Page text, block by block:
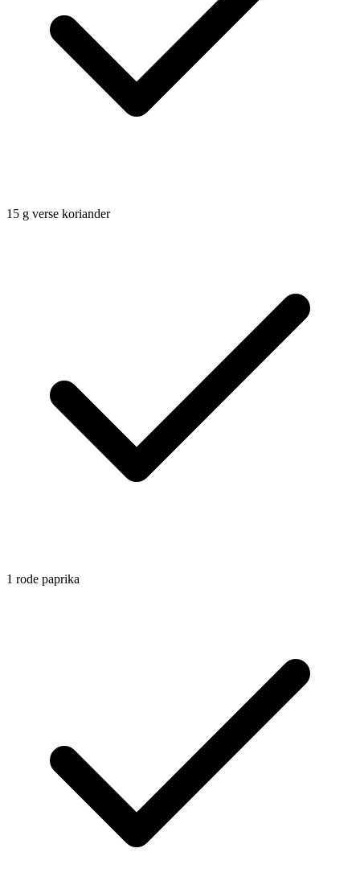
15 g verse koriander
1 rode paprika